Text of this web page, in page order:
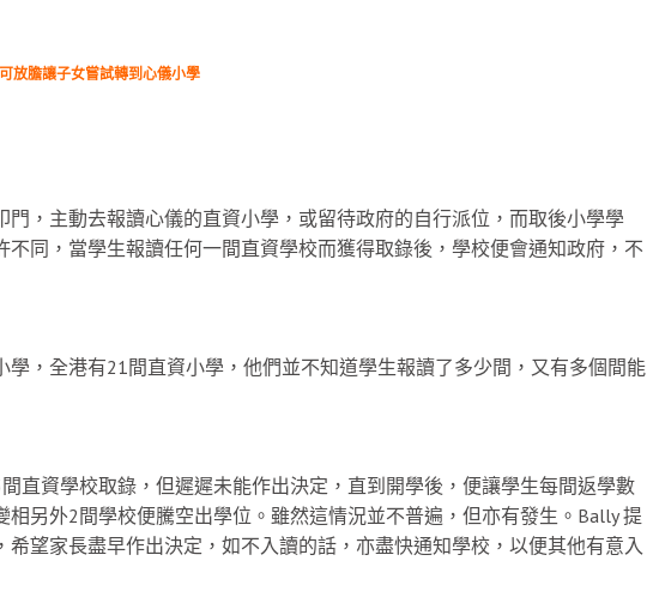
放膽讓子女嘗試轉到心儀小學
，主動去報讀心儀的直資小學，或留待政府的自行派位，而取後小學學
同，當學生報讀任何一間直資學校而獲得取錄後，學校便會通知政府，不
，全港有21間直資小學，他們並不知道學生報讀了多少間，又有多個間能
直資學校取錄，但遲遲未能作出決定，直到開學後，便讓學生每間返學數
相另外2間學校便騰空出學位。雖然這情況並不普遍，但亦有發生。Bally 提
望家長盡早作出決定，如不入讀的話，亦盡快通知學校，以便其他有意入